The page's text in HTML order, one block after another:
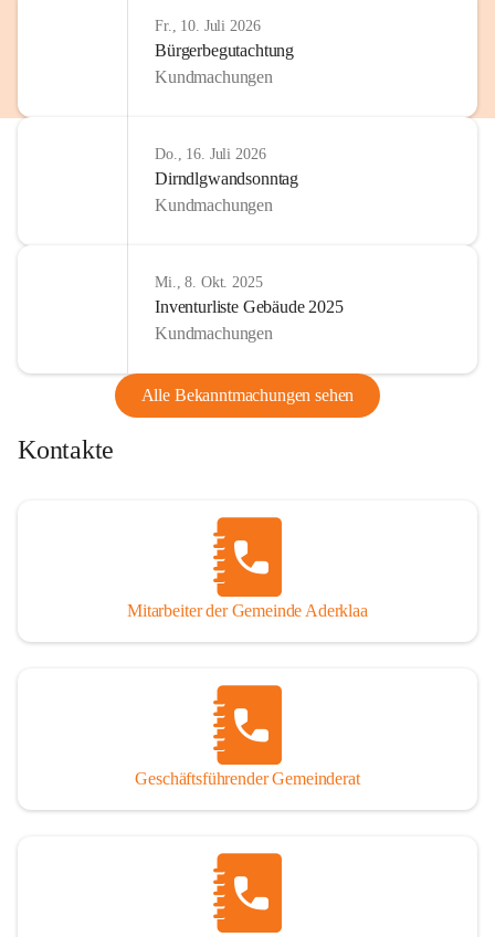
Fr., 10. Juli 2026
Bürgerbegutachtung
Kundmachungen
Do., 16. Juli 2026
Dirndlgwandsonntag
Kundmachungen
Mi., 8. Okt. 2025
Inventurliste Gebäude 2025
Kundmachungen
Alle Bekanntmachungen sehen
Kontakte
Mitarbeiter der Gemeinde Aderklaa
Geschäftsführender Gemeinderat